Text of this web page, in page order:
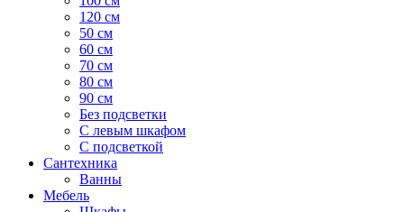
120 см
50 см
60 см
70 см
80 см
90 см
Без подсветки
С левым шкафом
С подсветкой
Сантехника
Ванны
Мебель